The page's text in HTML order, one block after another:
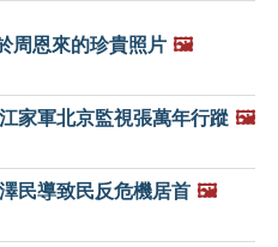
周恩來的珍貴照片 🖼️
家軍北京監視張萬年行蹤 🖼️
民導致民反危機居首 🖼️